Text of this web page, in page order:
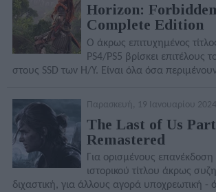
Horizon:
Complete Edition
Ο άκρως επιτυχημένος
PS4/PS5 βρίσκει επιτέλους
στους SSD των Η/Υ. Είναι όλα όσα
Παρασκευή, 19 Ιανουαρίου
The Last of Us
Remastered
Για ορισμένους επανέκδοση
ιστορικού τίτλου άκρως
διχαστική, για άλλους αγορά υποχρεωτική -